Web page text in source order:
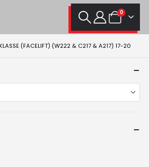
0
(FACELIFT) (W222 & C217 & A217) 17-20